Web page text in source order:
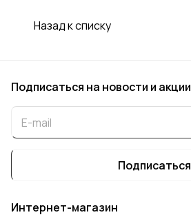
Назад к списку
Подписаться на новости и акции
Подписаться
Интернет-магазин